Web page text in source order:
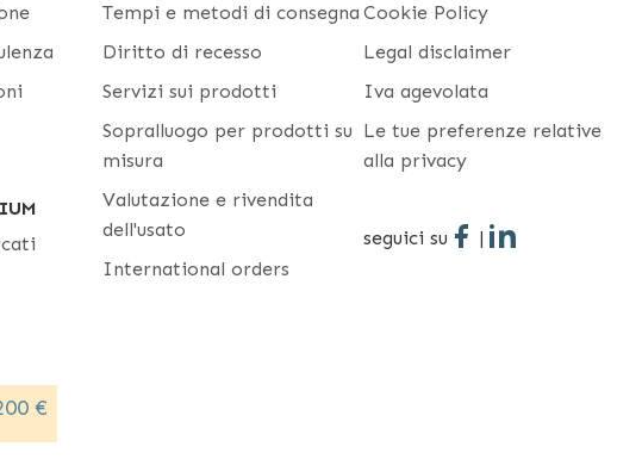
Tempi e metodi di consegna
Diritto di recesso
Servizi sui prodotti
Sopralluogo per prodotti su
misura
Valutazione e rivendita
dell'usato
International orders
Cookie Policy
Legal disclaimer
Iva agevolata
Le tue preferenze relative
alla privacy
seguici su |
€